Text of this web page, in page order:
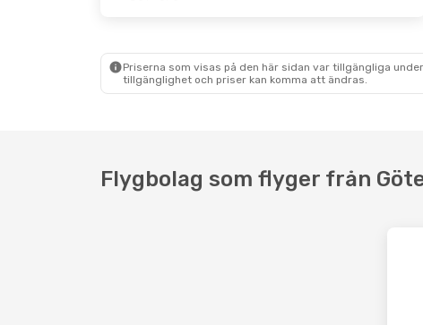
OPO- GOT
Priserna som visas på den här sidan var tillgängliga
tillgänglighet och priser kan komma att ändras.
Flygbolag som flyger från